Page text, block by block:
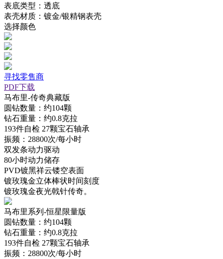
表底类型：透底
表壳材质：镀金/银精钢表壳
选择颜色
寻找零售商
PDF下载
马布里-传奇典藏版
圆钻数量：约104颗
钻石重量：约0.8克拉
193件自检 27颗宝石轴承
振频：28800次/每小时
双发条动力驱动
80小时动力储存
PVD镀黑祥云镂空表面
镀玫瑰金立体棒状时间刻度
镀玫瑰金夜光戟针传奇。
马布里系列-恒星限量版
圆钻数量：约104颗
钻石重量：约0.8克拉
193件自检 27颗宝石轴承
振频：28800次/每小时